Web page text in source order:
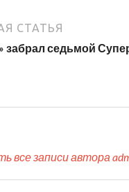
СТАТЬЯ
забрал седьмой
все записи автора